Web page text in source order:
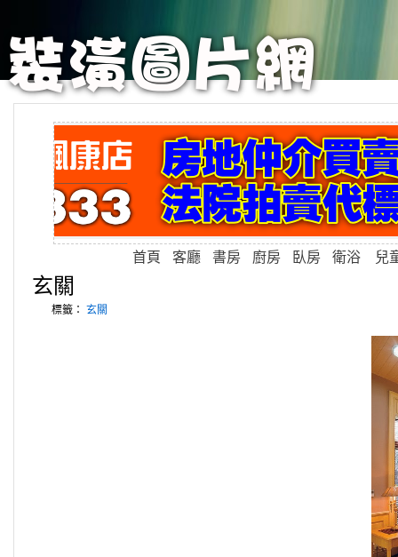
首頁 客廳 書房 廚房 臥房 衛浴 兒
玄關
標籤： 玄關